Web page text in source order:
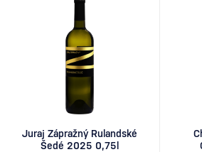
Juraj Zápražný Rulandské
Šedé 2025 0,75l